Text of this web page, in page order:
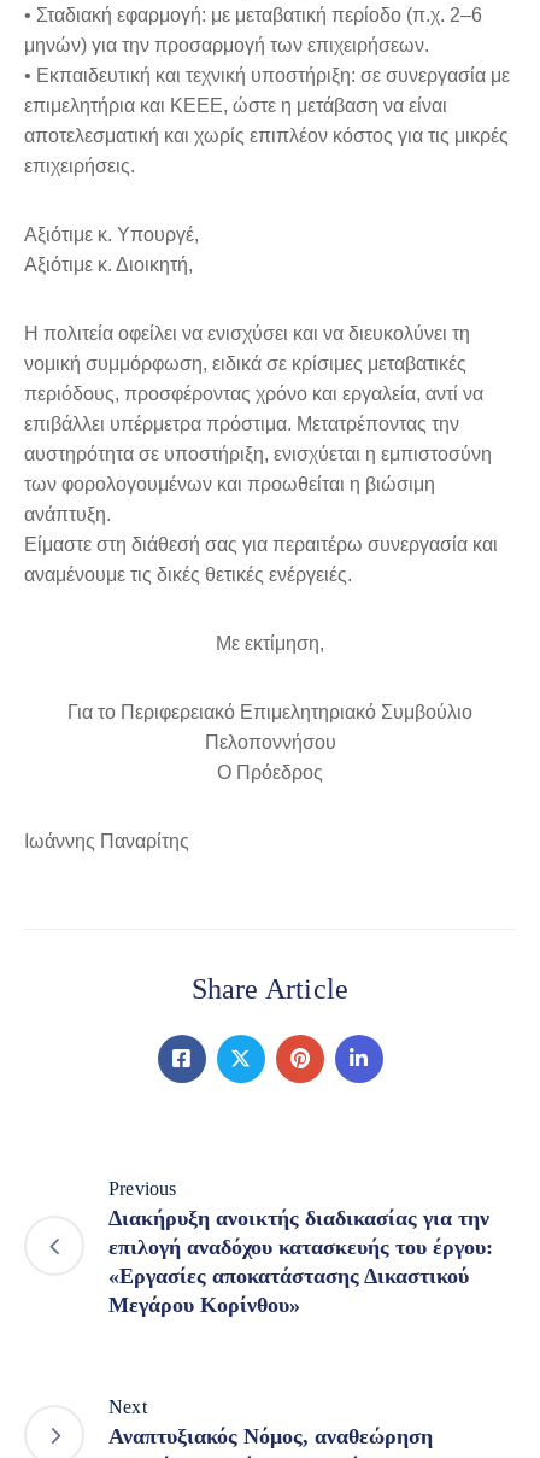
• Σταδιακή εφαρμογή: με μεταβατική περίοδο (π.χ. 2–6
μηνών) για την προσαρμογή των επιχειρήσεων.
• Εκπαιδευτική και τεχνική υποστήριξη: σε συνεργασία με
επιμελητήρια και ΚΕΕΕ, ώστε η μετάβαση να είναι
αποτελεσματική και χωρίς επιπλέον κόστος για τις μικρές
επιχειρήσεις.
Αξιότιμε κ. Υπουργέ,
Αξιότιμε κ. Διοικητή,
Η πολιτεία οφείλει να ενισχύσει και να διευκολύνει τη
νομική συμμόρφωση, ειδικά σε κρίσιμες μεταβατικές
περιόδους, προσφέροντας χρόνο και εργαλεία, αντί να
επιβάλλει υπέρμετρα πρόστιμα. Μετατρέποντας την
αυστηρότητα σε υποστήριξη, ενισχύεται η εμπιστοσύνη
των φορολογουμένων και προωθείται η βιώσιμη
ανάπτυξη.
Είμαστε στη διάθεσή σας για περαιτέρω συνεργασία και
αναμένουμε τις δικές θετικές ενέργειές.
Με εκτίμηση,
Για το Περιφερειακό Επιμελητηριακό Συμβούλιο
Πελοποννήσου
Ο Πρόεδρος
Ιωάννης Παναρίτης
Share Article
Previous
Διακήρυξη ανοικτής διαδικασίας για την
επιλογή αναδόχου κατασκευής του έργου:
«Εργασίες αποκατάστασης Δικαστικού
Μεγάρου Κορίνθου»
Next
Αναπτυξιακός Νόμος, αναθεώρηση